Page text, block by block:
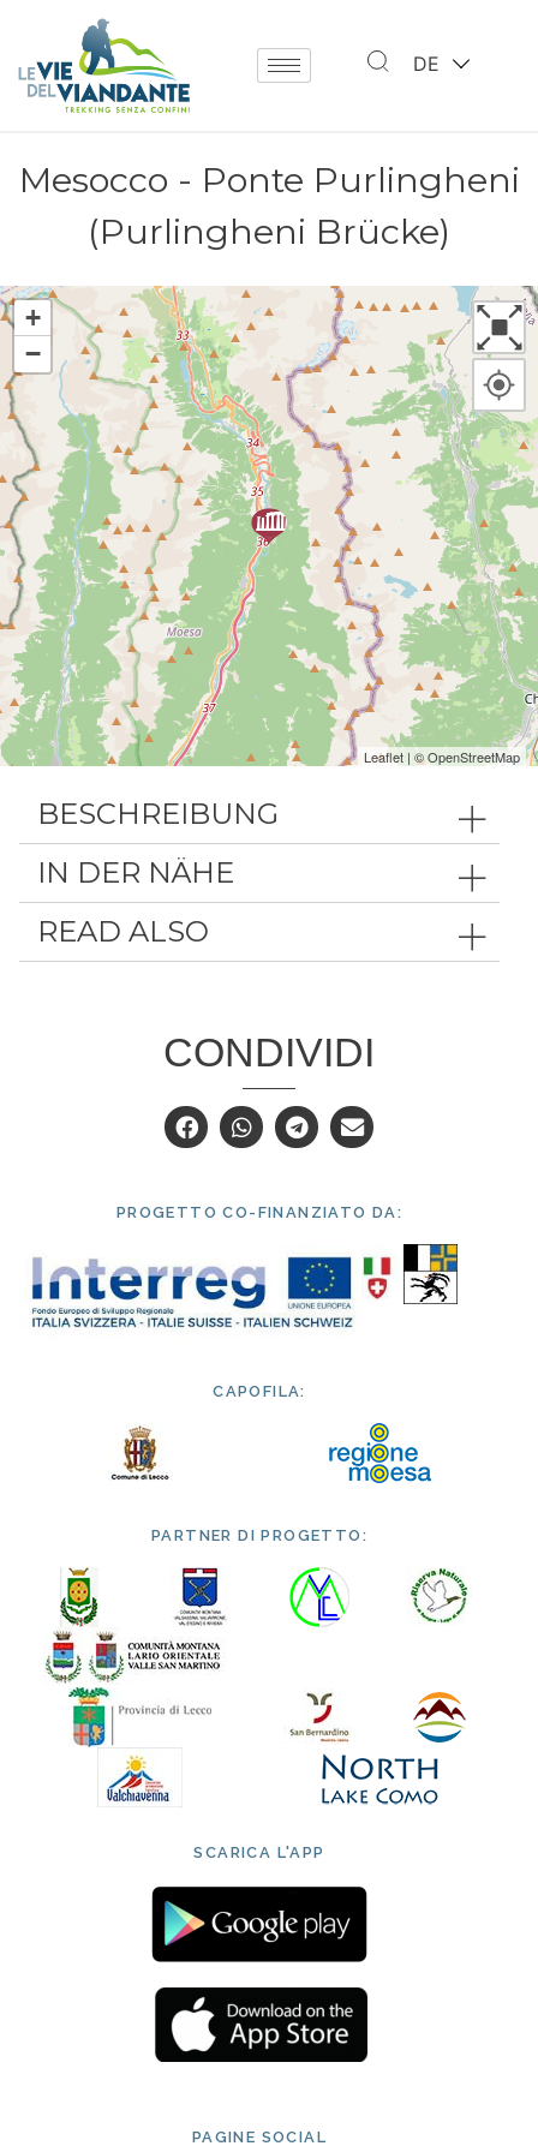
DE
Mesocco - Ponte Purlingheni
(Purlingheni Brücke)
BESCHREIBUNG
IN DER NÄHE
READ ALSO
+
−
Leaflet | ©OpenStreetMap
CONDIVIDI
PROGETTO CO-FINANZIATO DA:
CAPOFILA:
PARTNER DI PROGETTO:
SCARICA L'APP
PAGINE SOCIAL